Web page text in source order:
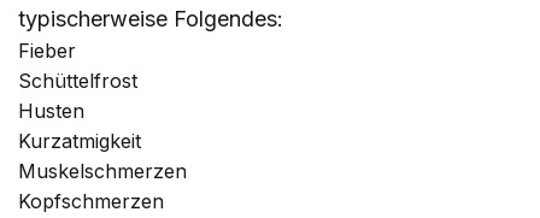
typischerweise Folgendes:
Fieber
Schüttelfrost
Husten
Kurzatmigkeit
Muskelschmerzen
Kopfschmerzen